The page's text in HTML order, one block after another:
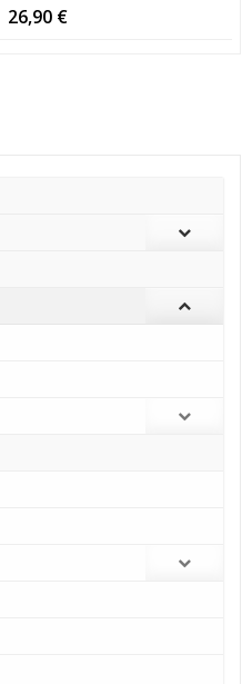
Alkuperäinen
26,90 €